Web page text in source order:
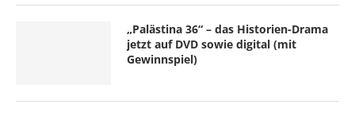
„Palästina 36“ – das Historien-Drama
jetzt auf DVD sowie digital (mit
Gewinnspiel)